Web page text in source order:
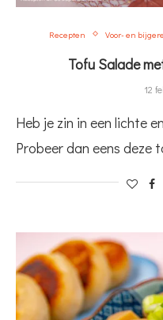
Recepten Voor- en
Tofu Salade
12
Heb je zin in een lichte
Probeer dan eens deze